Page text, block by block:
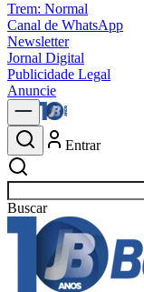
Trem: Normal
Canal de WhatsApp
Newsletter
Jornal Digital
Publicidade Legal
Anuncie
Entrar
Buscarnotíc